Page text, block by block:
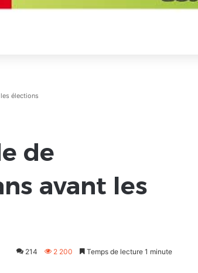
élections
de
avant les
214 2 200 Temps de lecture 1 minute